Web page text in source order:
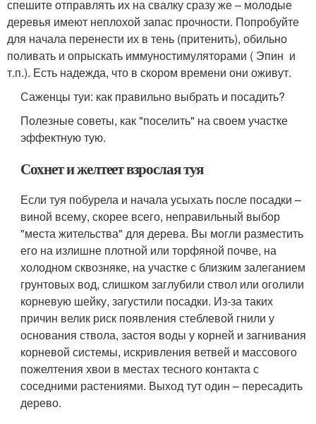
спешите отправлять их на свалку сразу же – молодые
деревья имеют неплохой запас прочности. Попробуйте
для начала перенести их в тень (притенить), обильно
поливать и опрыскать иммуностимуляторами ( Эпин и
т.п.). Есть надежда, что в скором времени они оживут.
Саженцы туи: как правильно выбрать и посадить?
Полезные советы, как "поселить" на своем участке
эффектную тую.
Сохнет и желтеет взрослая туя
Если туя побурела и начала усыхать после посадки –
виной всему, скорее всего, неправильный выбор
"места жительства" для дерева. Вы могли разместить
его на излишне плотной или торфяной почве, на
холодном сквозняке, на участке с близким залеганием
грунтовых вод, слишком заглубили ствол или оголили
корневую шейку, загустили посадки. Из-за таких
причин велик риск появления стеблевой гнили у
основания ствола, застоя воды у корней и загнивания
корневой системы, искривления ветвей и массового
пожелтения хвои в местах тесного контакта с
соседними растениями. Выход тут один – пересадить
дерево.